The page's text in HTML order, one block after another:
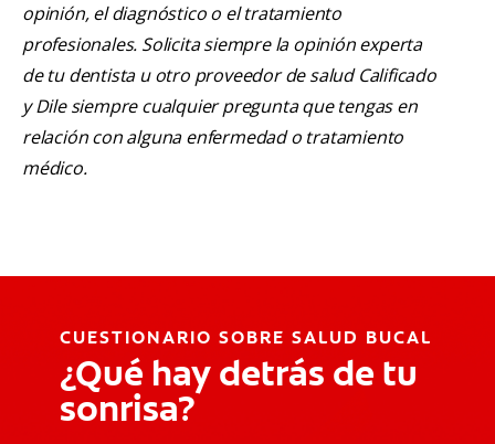
opinión, el diagnóstico o el tratamiento
profesionales. Solicita siempre la opinión experta
de tu dentista u otro proveedor de salud Calificado
y Dile siempre cualquier pregunta que tengas en
relación con alguna enfermedad o tratamiento
médico.
CUESTIONARIO SOBRE SALUD BUCAL
¿Qué hay detrás de tu
sonrisa?